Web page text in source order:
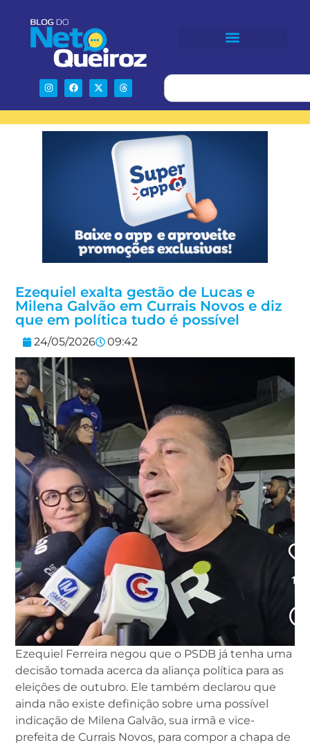
Ezequiel exalta gestão de Lucas e
Milena Galvão em Currais Novos e diz
que em política tudo é possível
24/05/2026 09:42
Ezequiel Ferreira negou que o PSDB já tenha uma
decisão tomada acerca da aliança política para as
eleições de outubro. Ele também declarou que
ainda não existe definição sobre uma possível
indicação de Milena Galvão, sua irmã e vice-
prefeita de Currais Novos, para compor a chapa de